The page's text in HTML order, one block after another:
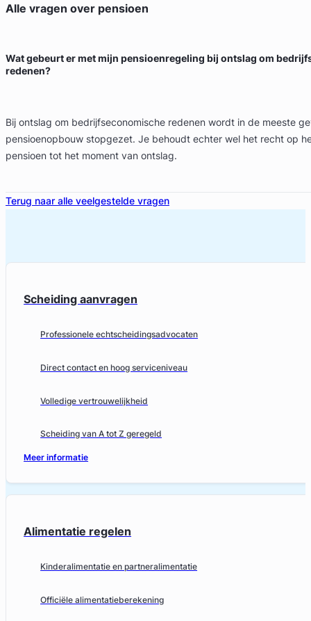
Alle vragen over pensioen
Wat gebeurt er met mijn pensioenregeling bij ontslag om
redenen?
Bij ontslag om bedrijfseconomische redenen wordt in de meeste
pensioenopbouw stopgezet. Je behoudt echter wel het recht op
pensioen tot het moment van ontslag.
Terug naar alle veelgestelde vragen
Scheiding aanvragen
Professionele echtscheidingsadvocaten
Direct contact en hoog serviceniveau
Volledige vertrouwelijkheid
Scheiding van A tot Z geregeld
Meer informatie
Alimentatie regelen
Kinderalimentatie en partneralimentatie
Officiële alimentatieberekening